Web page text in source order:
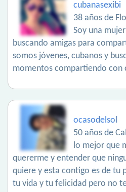
cubanasexibi
38 años de
Soy una
buscando amigas para
somos jóvenes, cubanos y
momentos compartiendo con
ocasodelsol
50 años de
lo mejor que
quererme y entender que
quiere y esta contigo es de tu
tu vida y tu felicidad pero no